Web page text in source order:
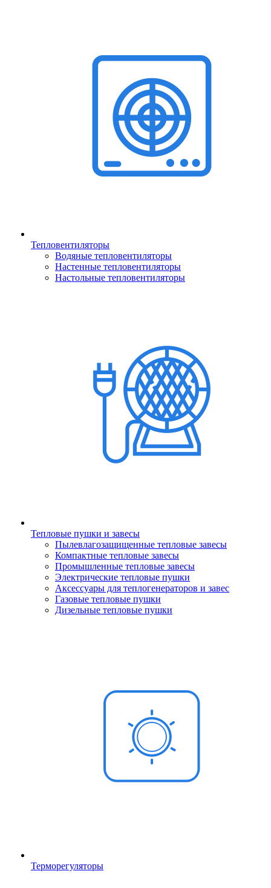
Тепловентиляторы
Водяные тепловентиляторы
Настенные тепловентиляторы
Настольные тепловентиляторы
Тепловые пушки и завесы
Пылевлагозащищенные тепловые завесы
Компактные тепловые завесы
Промышленные тепловые завесы
Электрические тепловые пушки
Аксессуары для теплогенераторов и завес
Газовые тепловые пушки
Дизельные тепловые пушки
Терморегуляторы